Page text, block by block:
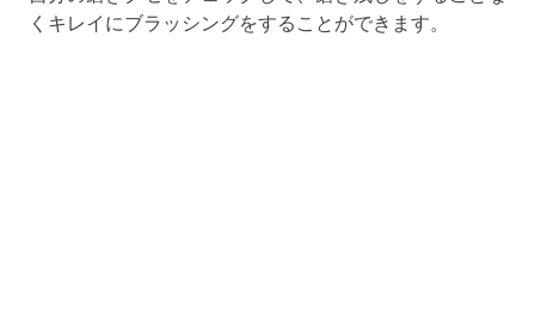
くキレイにブラッシングをすることができます。